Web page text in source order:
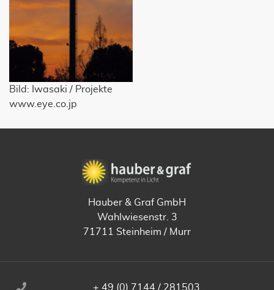
Bild: Iwasaki / Projekte
www.eye.co.jp
Hauber & Graf GmbH
Wahlwiesenstr. 3
71711 Steinheim / Murr
+ 49 (0) 7144 / 281503